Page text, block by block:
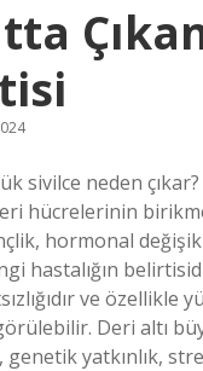
sivilce neden
hücrelerinin
hormonal
hastalığın
ve
Deri altı
yatkınlık,